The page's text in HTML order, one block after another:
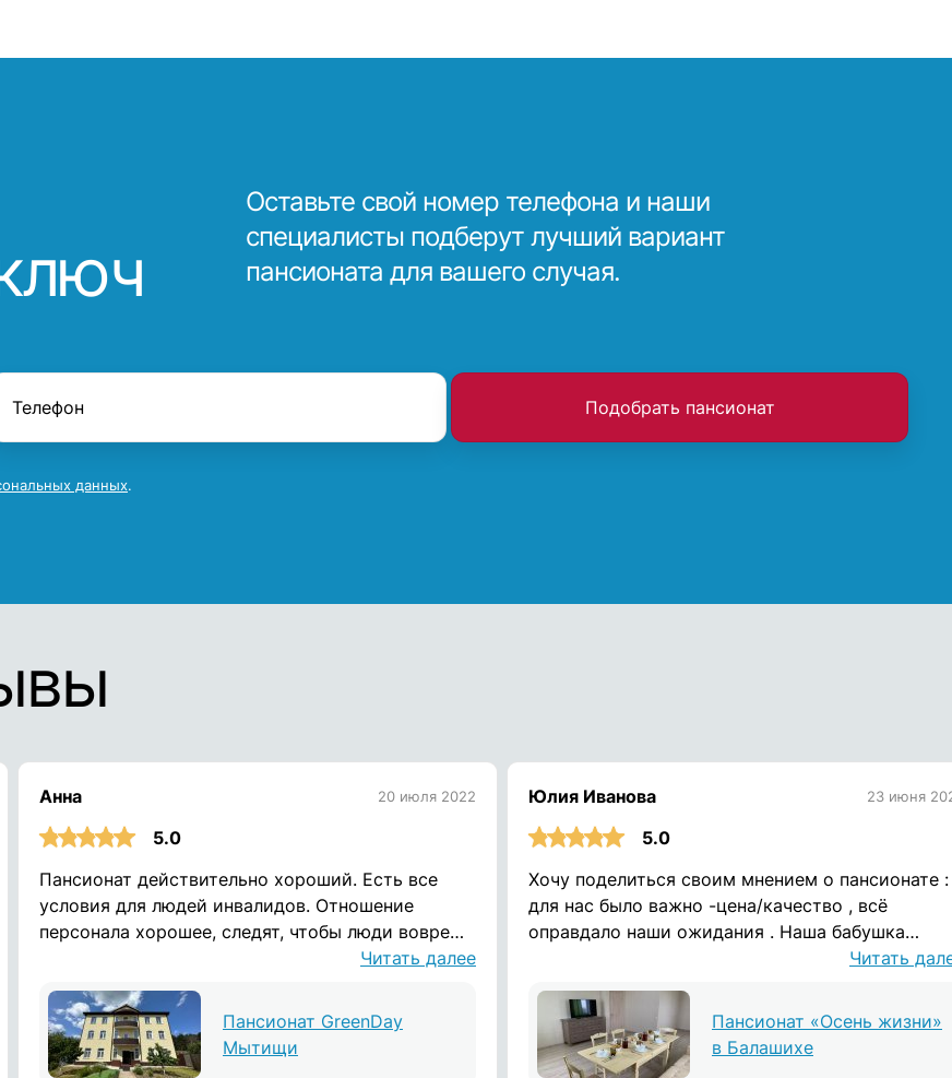
Оставьте свой номер телефона и наши
специалисты подберут лучший вариант
пансионата для вашего случая.
Подобрать пансионат
данных.
Анна 20 июля 2022
5.0
Пансионат действительно хороший. Есть все
условия для людей инвалидов. Отношение
персонала хорошее, следят, чтобы люди вовремя
пили лекарства. Вовремя кормят. Полный
оставлен на официальном сайте.
Читать далее
Пансионат GreenDay
Мытищи
Юлия Иванова 23 июня
5.0
Хочу поделиться своим мнением о пансионате :
для нас было важно -цена/качество , всё
оправдало наши ожидания . Наша бабушка
проживала в пансионате около 10 месяцев (
запрещено , с чем мы были согласны и это было
основным критерием выбора пансионата , т к в
некоторых других , которые мы рассматривали
Читать
Пансионат «Осень жизни»
в Балашихе